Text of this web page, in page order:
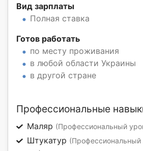
Вид зарплаты
Полная ставка
Готов работать
по месту проживания
в любой области Украины
в другой стране
Профессиональные
Маляр (Профессиональный
Штукатур (Профессиональный